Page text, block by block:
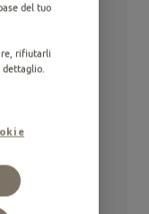
del tuo
rifiutarli
dettaglio.